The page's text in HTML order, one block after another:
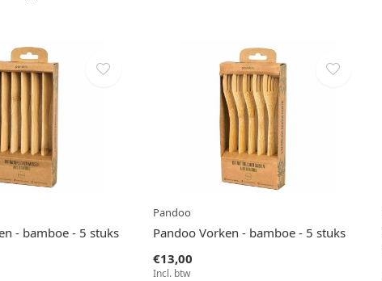
- bamboe - 5 stuks
Pandoo
Pandoo Vorken - bamboe - 5 stuks
€13,00
Incl. btw